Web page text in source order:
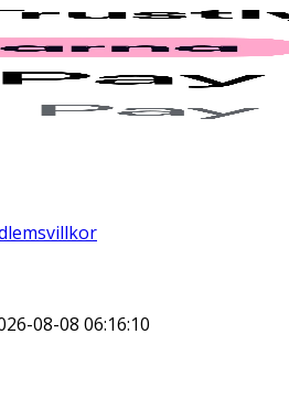
08-08 06:16:10